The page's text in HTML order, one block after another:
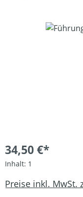
Bildergalerie
34,50 €*
Inhalt: 1
Preise inkl. MwSt.